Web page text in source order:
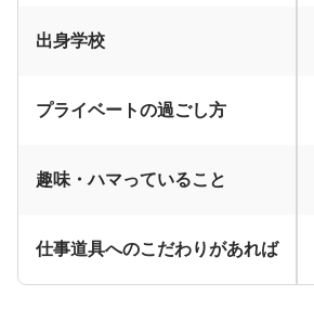
出身学校
プライベートの過ごし方
趣味・ハマっていること
仕事道具へのこだわりがあれば